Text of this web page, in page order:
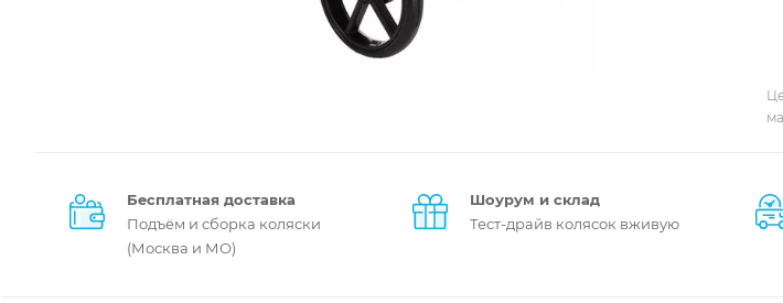
Бесплатная доставка
Подъём и сборка коляски
(Москва и МО)
Шоурум и склад
Тест-драйв колясок вживую